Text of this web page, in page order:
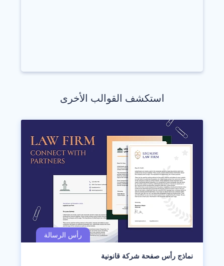
استكشف القوالب الأخرى
نماذج رأس صفحة شركة قانونية